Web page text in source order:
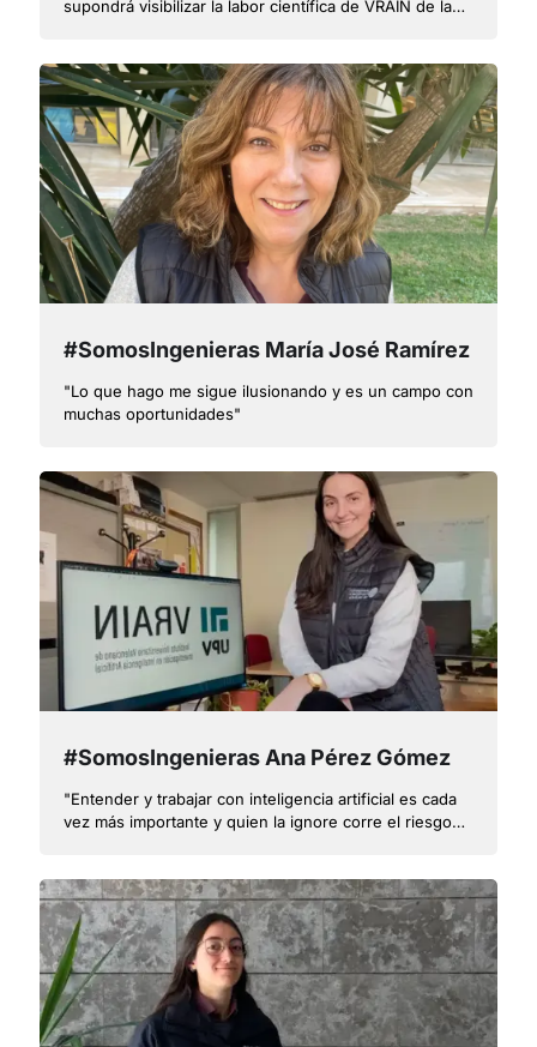
supondrá visibilizar la labor científica de VRAIN de la
#SomosIngenieras María José Ramírez
"Lo que hago me sigue ilusionando y es un campo con
muchas oportunidades"
#SomosIngenieras Ana Pérez Gómez
"Entender y trabajar con inteligencia artificial es cada
vez más importante y quien la ignore corre el riesgo